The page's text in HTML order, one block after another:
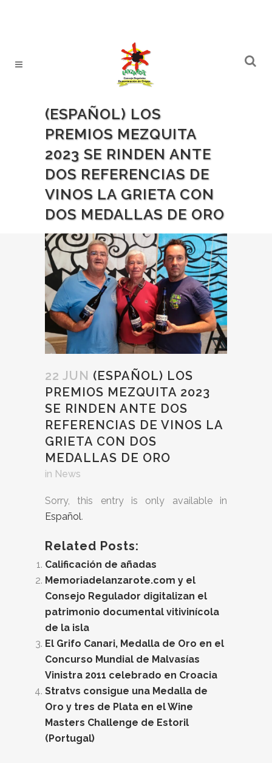
(ESPAÑOL) LOS
PREMIOS MEZQUITA
2023 SE RINDEN ANTE
DOS REFERENCIAS DE
VINOS LA GRIETA CON
DOS MEDALLAS DE ORO
22 JUN (ESPAÑOL) LOS
PREMIOS MEZQUITA 2023
SE RINDEN ANTE DOS
REFERENCIAS DE VINOS LA
GRIETA CON DOS
MEDALLAS DE ORO
in News
Sorry, this entry is only available in
Español.
Related Posts:
Calificación de añadas
Memoriadelanzarote.com y el
Consejo Regulador digitalizan el
patrimonio documental vitivinícola
de la isla
El Grifo Canari, Medalla de Oro en el
Concurso Mundial de Malvasías
Vinistra 2011 celebrado en Croacia
Stratvs consigue una Medalla de
Oro y tres de Plata en el Wine
Masters Challenge de Estoril
(Portugal)